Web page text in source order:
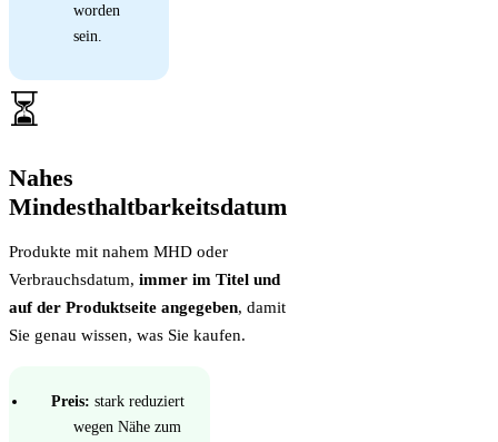
worden
sein.
⏳
Nahes
Mindesthaltbarkeitsdatum
Produkte mit nahem MHD oder
Verbrauchsdatum, immer im Titel und
auf der Produktseite angegeben, damit
Sie genau wissen, was Sie kaufen.
Preis: stark reduziert
wegen Nähe zum